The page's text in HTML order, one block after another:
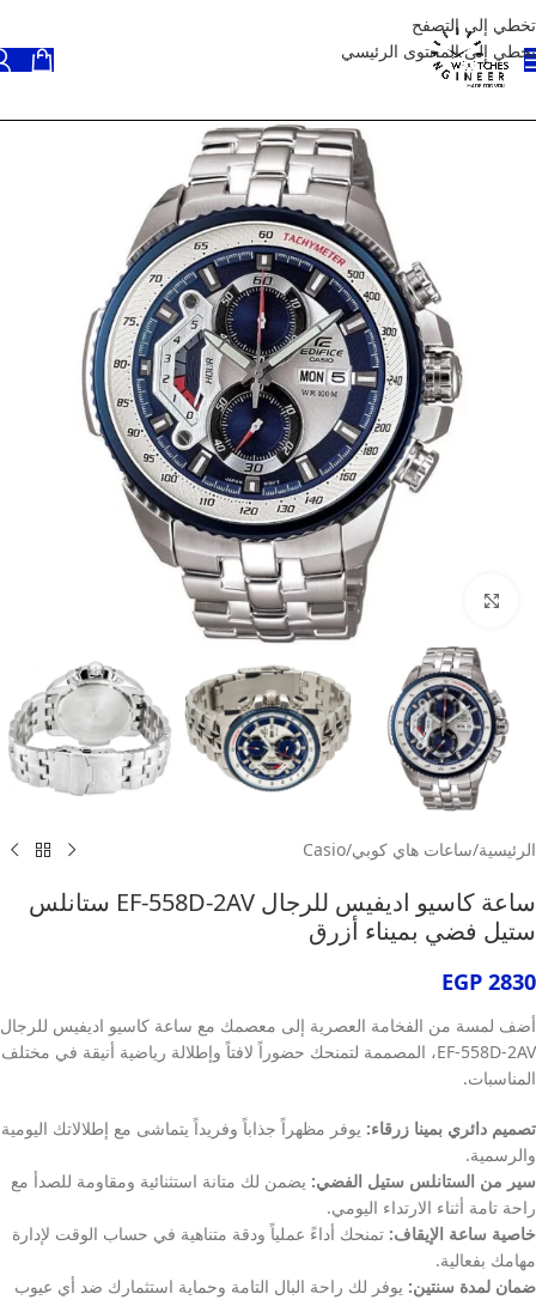
تخطي إلى التصفح
تخطي إلى المحتوى الرئيسي
الرئيسية/ساعات هاي كوبي/
Casio
ساعة كاسيو اديفيس للرجال EF-558D-2AV ستانلس
ستيل فضي بميناء أزرق
EGP 2830
أضف لمسة من الفخامة العصرية إلى معصمك مع ساعة كاسيو اديفيس للرجال
EF-558D-2AV، المصممة لتمنحك حضوراً لافتاً وإطلالة رياضية أنيقة في مختلف
المناسبات.
تصميم دائري بمينا زرقاء: يوفر مظهراً جذاباً وفريداً يتماشى مع إطلالاتك اليومية
والرسمية.
سير من الستانلس ستيل الفضي: يضمن لك متانة استثنائية ومقاومة للصدأ مع
راحة تامة أثناء الارتداء اليومي.
خاصية ساعة الإيقاف: تمنحك أداءً عملياً ودقة متناهية في حساب الوقت لإدارة
مهامك بفعالية.
ضمان لمدة سنتين: يوفر لك راحة البال التامة وحماية استثمارك ضد أي عيوب